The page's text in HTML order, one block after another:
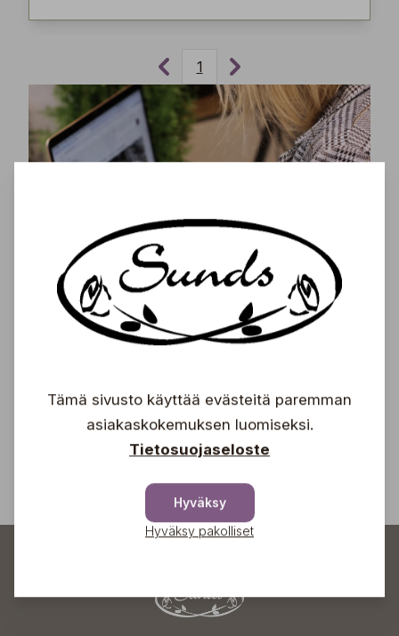
1
Tilaa uutiskirjeemme ja saa tuoreimmat uutiset,
eksklusiiviset tarjoukset, inspiroivat vinkit sekä
Tämä sivusto käyttää evästeitä paremman
asiakaskokemuksen luomiseksi.
Tietosuojaseloste
Hyväksy
Hyväksy pakolliset